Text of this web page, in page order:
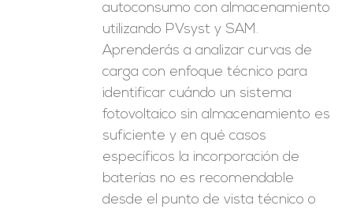
autoconsumo con almacenamiento
utilizando PVsyst y SAM.
Aprenderás a analizar curvas de
carga con enfoque técnico para
identificar cuándo un sistema
fotovoltaico sin almacenamiento es
suficiente y en qué casos
específicos la incorporación de
baterías no es recomendable
desde el punto de vista técnico o